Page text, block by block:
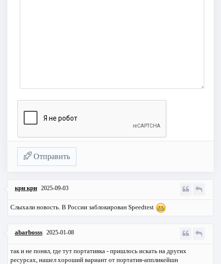
Отправить
кри кри 2025-09-03
Слыхали новость. В России заблокирован Speedtest
abarbosss 2025-01-08
так и не понял, где тут портативка - пришлось искать на других
ресурсах, нашел хороший вариант от портатив-аппликейшн